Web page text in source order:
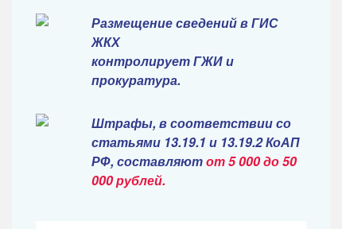
Размещение сведений в ГИС
ЖКХ
контролирует ГЖИ и
прокуратура.
Штрафы, в соответствии со
статьями 13.19.1 и 13.19.2 КоАП
РФ, составляютот 5 000 до 50
000 рублей.